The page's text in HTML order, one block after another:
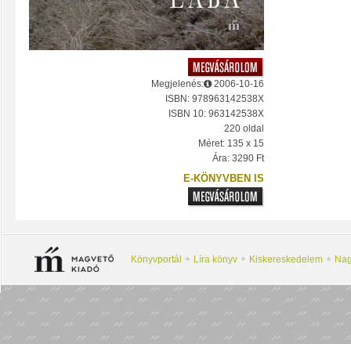
Megjelenés:
2006-10-16
ISBN: 978963142538X
ISBN 10: 963142538X
220 oldal
Méret: 135 x 15
Ára: 3290 Ft
E-KÖNYVBEN IS
Könyvportál Líra könyv Kiskereskedelem